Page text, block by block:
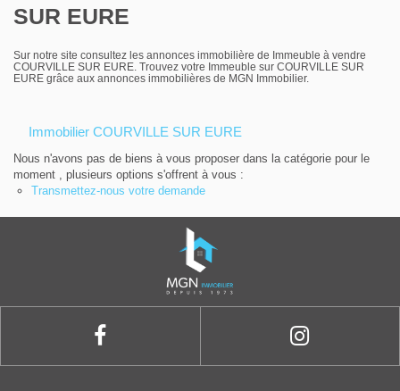
SUR EURE
Sur notre site consultez les annonces immobilière de Immeuble à vendre
COURVILLE SUR EURE. Trouvez votre Immeuble sur COURVILLE SUR
EURE grâce aux annonces immobilières de MGN Immobilier.
Immobilier COURVILLE SUR EURE
Nous n'avons pas de biens à vous proposer dans la catégorie pour le
moment , plusieurs options s'offrent à vous :
Transmettez-nous votre demande